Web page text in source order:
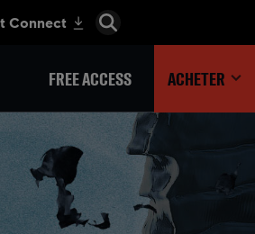
FREE ACCESS ACHETER